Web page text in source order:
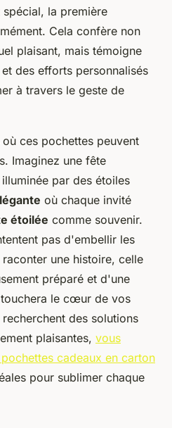
la première
Cela confère non
plaisant, mais témoigne
des efforts personnalisés
à travers le geste de
ces pochettes peuvent
Imaginez une fête
par des étoiles
où chaque invité
étoilée comme souvenir.
pas d'embellir les
une histoire, celle
préparé et d'une
le cœur de vos
des solutions
plaisantes, vous
cadeaux en carton
pour sublimer chaque